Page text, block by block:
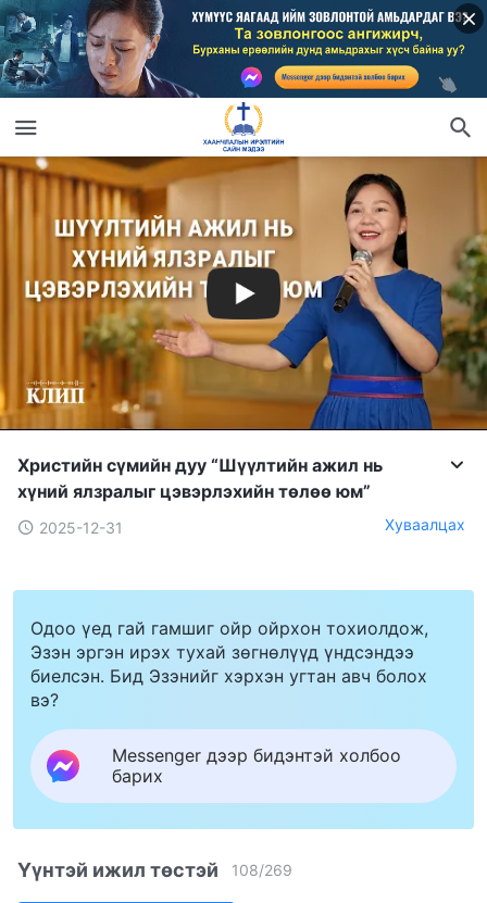
Христийн сүмийн дуу “Шүүлтийн ажил нь
хүний ялзралыг цэвэрлэхийн төлөө юм”
2025-12-31 Хуваалцах
Одоо үед гай гамшиг ойр ойрхон тохиолдож,
Эзэн эргэн ирэх тухай зөгнөлүүд үндсэндээ
биелсэн. Бид Эзэнийг хэрхэн угтан авч болох
вэ?
Messenger дээр бидэнтэй холбоо
барих
Үүнтэй ижил төстэй 108/269